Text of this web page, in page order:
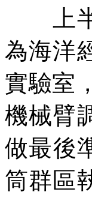
上半
為海洋
實驗室
機械臂
做最後
筒群區